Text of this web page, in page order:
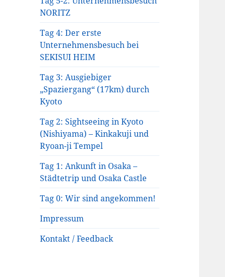
NORITZ
Tag 4: Der erste
Unternehmensbesuch bei
SEKISUI HEIM
Tag 3: Ausgiebiger
„Spaziergang“ (17km) durch
Kyoto
Tag 2: Sightseeing in Kyoto
(Nishiyama) – Kinkakuji und
Ryoan-ji Tempel
Tag 1: Ankunft in Osaka –
Städtetrip und Osaka Castle
Tag 0: Wir sind angekommen!
Impressum
Kontakt / Feedback